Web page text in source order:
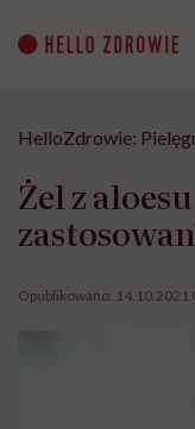
content
HelloZdrowie:
Żel z
Opublikowano: 14.10.2021